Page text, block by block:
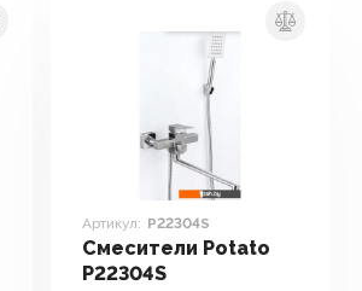
Артикул: P22304S
Смесители Potato
P22304S